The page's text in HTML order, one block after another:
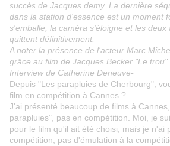
succès de Jacques demy. La dernière
dans la station d'essence est un moment
s'emballe, la caméra s'éloigne et les deux
quittent définitivement.
A noter la présence de l'acteur Marc
grâce au film de Jacques Becker "Le trou".
Interview de Catherine Deneuve-
Depuis "Les parapluies de Cherbourg",
film en compétition à Cannes ?
J'ai présenté beaucoup de films à
parapluies", pas en compétition. Moi, je
pour le film qu'il ait été choisi, mais je n'ai
compétition, pas d'émulation à la